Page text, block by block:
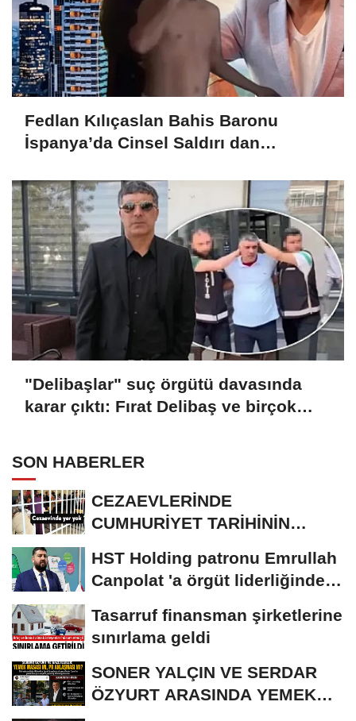
Fedlan Kılıçaslan Bahis Baronu
İspanya’da Cinsel Saldırı dan
"Delibaşlar" suç örgütü davasında
karar çıktı: Fırat Delibaş ve birçok
SON HABERLER
CEZAEVLERİNDE
CUMHURİYET TARİHİNİN
KİŞİ...
HST Holding patronu Emrullah
Canpolat 'a örgüt liderliğinden
Tasarruf finansman şirketlerine
sınırlama geldi
SONER YALÇIN VE SERDAR
ÖZYURT ARASINDA YEMEK